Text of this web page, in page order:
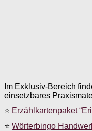
Im Exklusiv-Bereich
einsetzbares
⭐ Erzählkartenpaket
⭐ Wörterbingo